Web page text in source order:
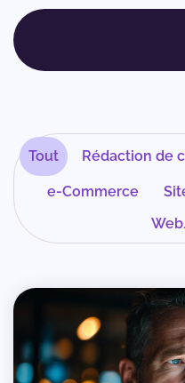
Tout Rédaction de
e-Commerce